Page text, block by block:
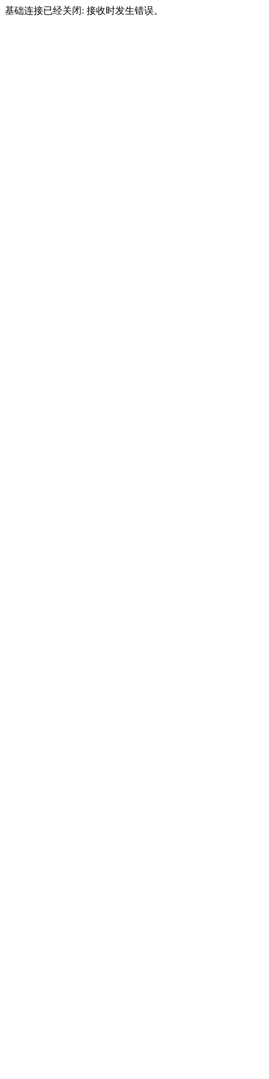
基础连接已经关闭: 接收时发生错误。